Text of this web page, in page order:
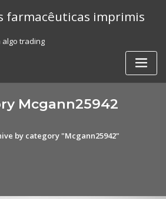
farmacêuticas imprimis
trading
Mcgann25942
by category "Mcgann25942"